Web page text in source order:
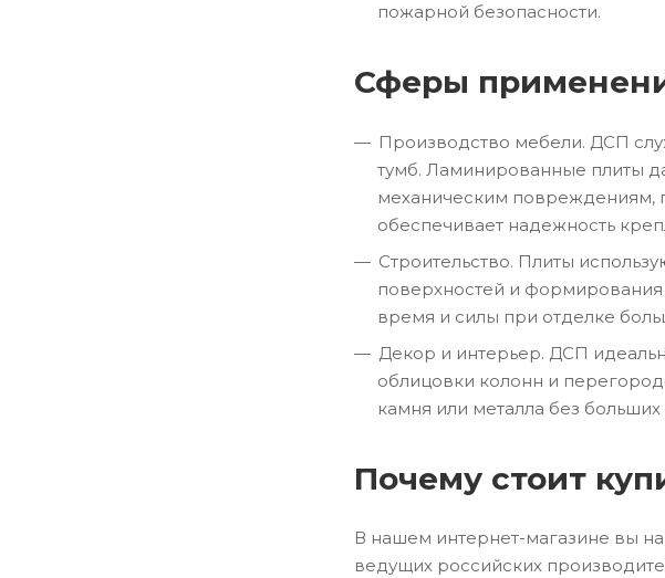
пожарной безопасности.
Сферы
Производство мебели. ДСП
тумб. Ламинированные плиты
механическим повреждениям,
обеспечивает надежность
Строительство. Плиты
поверхностей и
время и силы при отделке
Декор и интерьер. ДСП
облицовки колонн и
камня или металла без больших
Почему стоит
В нашем интернет-магазине вы
ведущих российских